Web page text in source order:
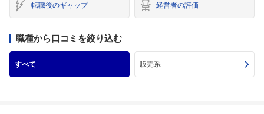
転職後のギャップ 経営者の評価
職種から口コミを絞り込む
すべて 販売系